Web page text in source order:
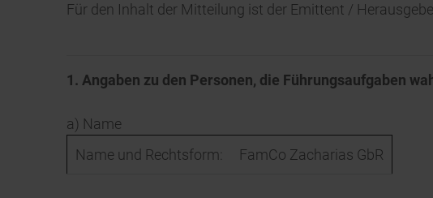
Für den Inhalt der Mitteilung ist der Emittent /
1. Angaben zu den Personen, die Führungsaufgaben
a) Name
Name und Rechtsform:
FamCo Zacharias GbR